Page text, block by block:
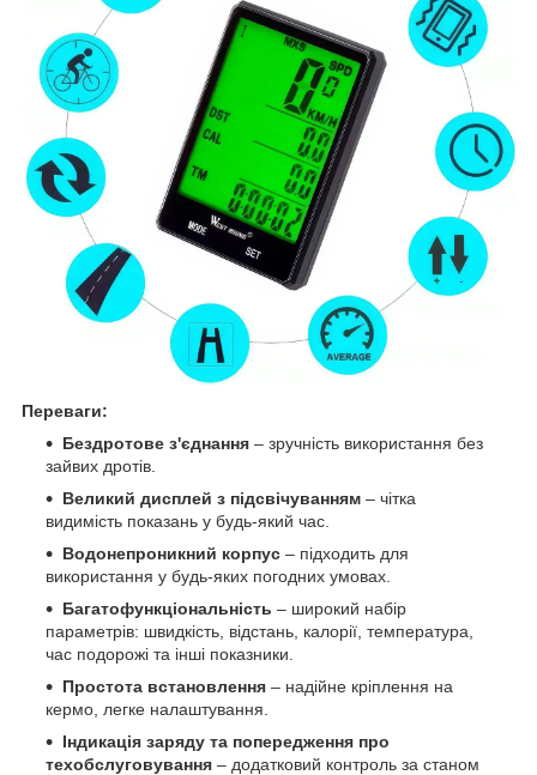
Переваги:
Бездротове з'єднання – зручність використання без
зайвих дротів.
Великий дисплей з підсвічуванням – чітка
видимість показань у будь-який час.
Водонепроникний корпус – підходить для
використання у будь-яких погодних умовах.
Багатофункціональність – широкий набір
параметрів: швидкість, відстань, калорії, температура,
час подорожі та інші показники.
Простота встановлення – надійне кріплення на
кермо, легке налаштування.
Індикація заряду та попередження про
техобслуговування – додатковий контроль за станом